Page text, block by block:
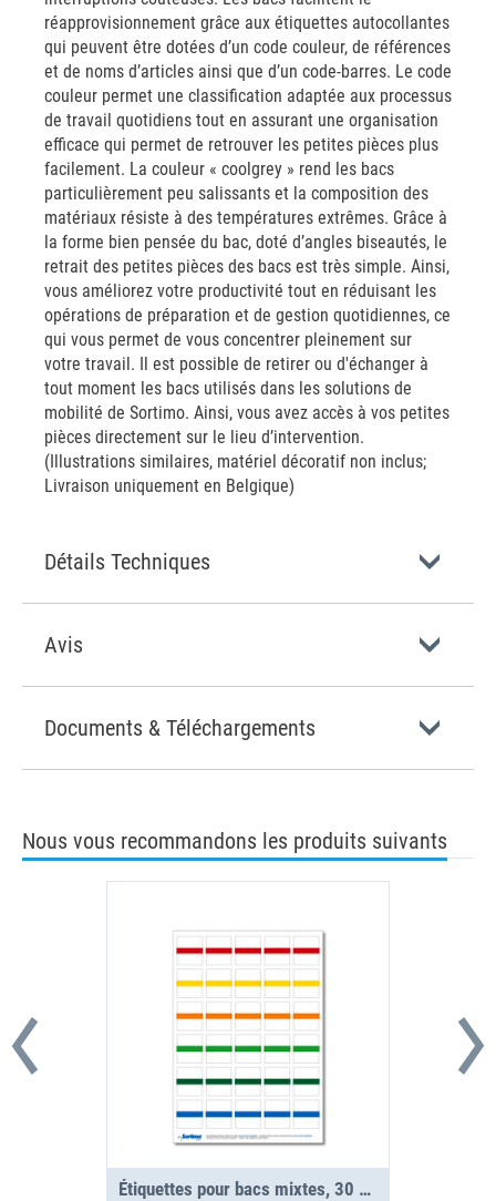
réapprovisionnement grâce aux étiquettes autocollantes
qui peuvent être dotées d’un code couleur, de références
et de noms d’articles ainsi que d’un code-barres. Le code
couleur permet une classification adaptée aux processus
de travail quotidiens tout en assurant une organisation
efficace qui permet de retrouver les petites pièces plus
facilement. La couleur « coolgrey » rend les bacs
particulièrement peu salissants et la composition des
matériaux résiste à des températures extrêmes. Grâce à
la forme bien pensée du bac, doté d’angles biseautés, le
retrait des petites pièces des bacs est très simple. Ainsi,
vous améliorez votre productivité tout en réduisant les
opérations de préparation et de gestion quotidiennes, ce
qui vous permet de vous concentrer pleinement sur
votre travail. Il est possible de retirer ou d'échanger à
tout moment les bacs utilisés dans les solutions de
mobilité de Sortimo. Ainsi, vous avez accès à vos petites
pièces directement sur le lieu d’intervention.
(Illustrations similaires, matériel décoratif non inclus;
Livraison uniquement en Belgique)
Détails Techniques
Avis
Documents & Téléchargements
Nous vous recommandons les produits suivants
Étiquettes pour bacs mixtes, 30 pcs (1 planche)